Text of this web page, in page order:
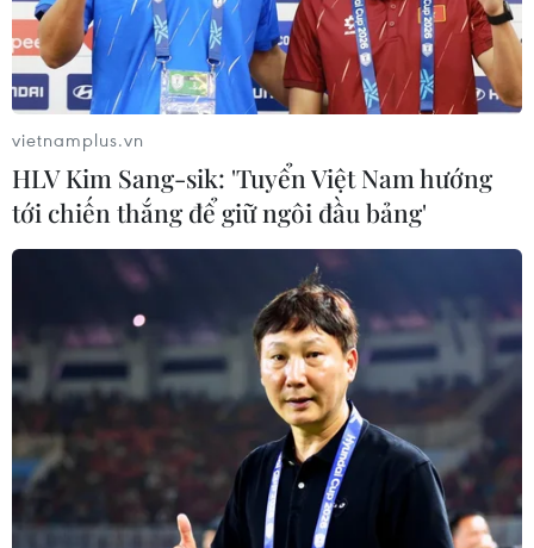
mã độc để theo dõi và đánh cắp thông tin giao dịch bắt
đầu rộ lên từ quý 2 năm nay.
Cảnh sát Đức triệt phá mạng lưới tin tặc
chuyên dùng mã độc tống tiền
vietnamplus.vn
HLV Kim Sang-sik: 'Tuyển Việt Nam hướng
tới chiến thắng để giữ ngôi đầu bảng'